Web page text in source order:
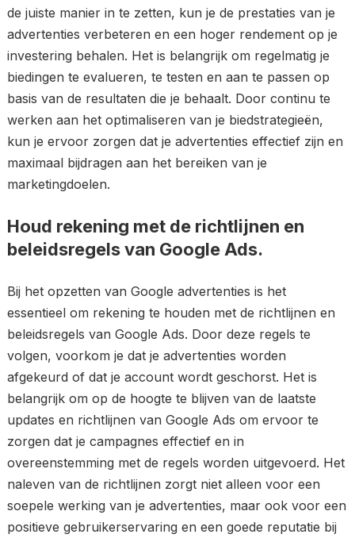
de juiste manier in te zetten, kun je de prestaties van je
advertenties verbeteren en een hoger rendement op je
investering behalen. Het is belangrijk om regelmatig je
biedingen te evalueren, te testen en aan te passen op
basis van de resultaten die je behaalt. Door continu te
werken aan het optimaliseren van je biedstrategieën,
kun je ervoor zorgen dat je advertenties effectief zijn en
maximaal bijdragen aan het bereiken van je
marketingdoelen.
Houd rekening met de richtlijnen en
beleidsregels van Google Ads.
Bij het opzetten van Google advertenties is het
essentieel om rekening te houden met de richtlijnen en
beleidsregels van Google Ads. Door deze regels te
volgen, voorkom je dat je advertenties worden
afgekeurd of dat je account wordt geschorst. Het is
belangrijk om op de hoogte te blijven van de laatste
updates en richtlijnen van Google Ads om ervoor te
zorgen dat je campagnes effectief en in
overeenstemming met de regels worden uitgevoerd. Het
naleven van de richtlijnen zorgt niet alleen voor een
soepele werking van je advertenties, maar ook voor een
positieve gebruikerservaring en een goede reputatie bij